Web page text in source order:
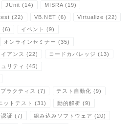
JUnit (14) MISRA(19)
(22) VB.NET (6) Virtualize (22)
(6) イベント (9)
オンラインセミナー (35)
アンス (22) コードカバレッジ (13)
リティ (45)
ラクティス (7) テスト自動化 (9)
ットテスト (31) 動的解析 (9)
証 (7) 組み込みソフトウェア (20)